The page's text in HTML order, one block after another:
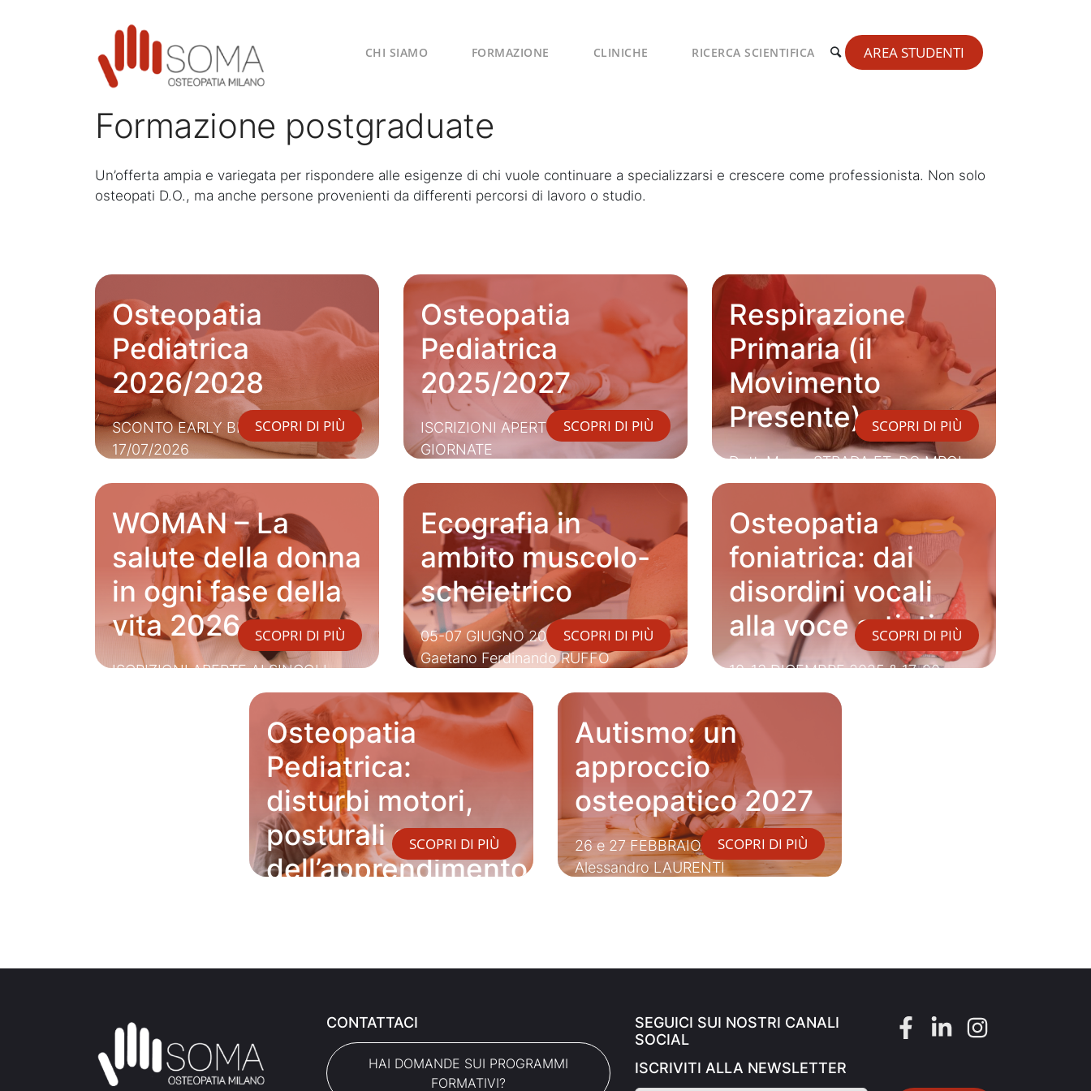
CHI SIAMO FORMAZIONE CLINICHE RICERCA SCIENTIFICA AREA STUDENTI
Formazione postgraduate
Un’offerta ampia e variegata per rispondere alle esigenze di chi vuole continuare a specializzarsi e crescere come professionista. Non solo
osteopati D.O., ma anche persone provenienti da differenti percorsi di lavoro o studio.
Osteopatia
Pediatrica
2026/2028
SCONTO EARLY BIRD FINO AL
17/07/2026
SCOPRI DI PIÙ
Osteopatia
Pediatrica
2025/2027
ISCRIZIONI APERTE ALLE SINGOLE
GIORNATE
SCOPRI DI PIÙ
Respirazione
Primaria (il
Movimento
Presente)
Dott. Marco STRADA FT, DO MROI
SCOPRI DI PIÙ
WOMAN – La
salute della donna
in ogni fase della
vita 2026
ISCRIZIONI APERTE AI SINGOLI
SCOPRI DI PIÙ
Ecografia in
ambito muscolo-
scheletrico
05-07 GIUGNO 2026 - Dott.
Gaetano Ferdinando RUFFO
SCOPRI DI PIÙ
Osteopatia
foniatrica: dai
disordini vocali
alla voce artistica
10-13 DICEMBRE 2025 & 17-20
GIUGNO 2026
SCOPRI DI PIÙ
Osteopatia
Pediatrica:
disturbi motori,
posturali e
dell’apprendimento
SCOPRI DI PIÙ
Autismo: un
approccio
osteopatico 2027
26 e 27 FEBBRAIO 2027 - Dott.
Alessandro LAURENTI
SCOPRI DI PIÙ
CONTATTACI
HAI DOMANDE SUI PROGRAMMI
FORMATIVI?
SEGUICI SUI NOSTRI CANALI
SOCIAL
ISCRIVITI ALLA NEWSLETTER